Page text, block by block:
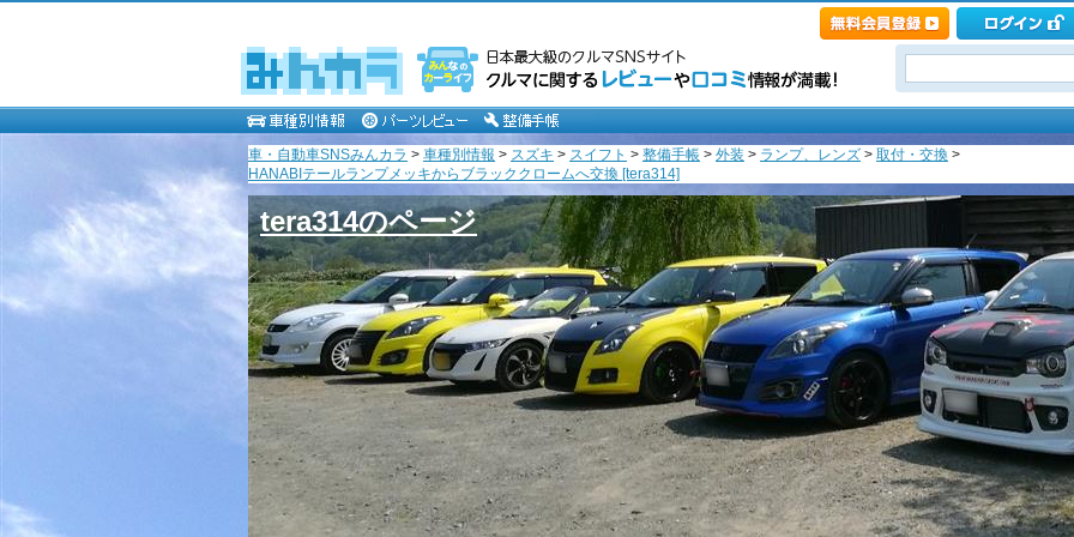
車・自動車SNSみんカラ > 車種別情報 > スズキ > スイフト > 整備手帳 > 外装 > ランプ、レンズ > 取付・交換 >
HANABIテールランプメッキからブラッククロームへ交換 [tera314]
tera314のページ